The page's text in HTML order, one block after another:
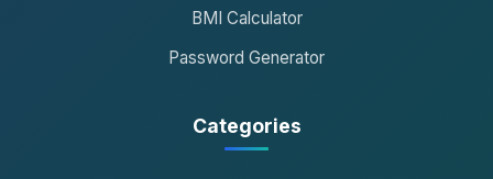
BMI Calculator
Password Generator
Categories